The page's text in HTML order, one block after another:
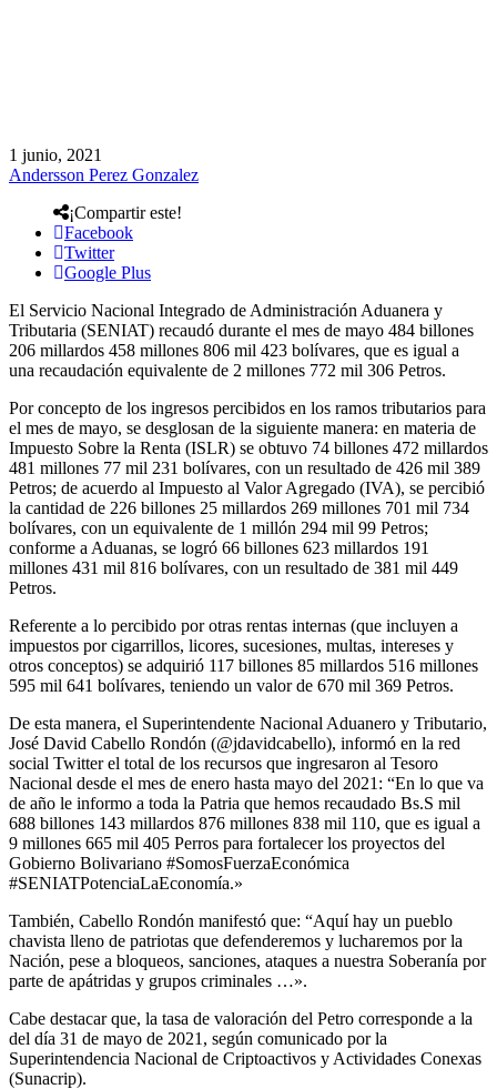
1 junio, 2021
Andersson Perez Gonzalez
¡Compartir este!
Facebook
Twitter
Google Plus
El Servicio Nacional Integrado de Administración Aduanera y
Tributaria (SENIAT) recaudó durante el mes de mayo 484 billones
206 millardos 458 millones 806 mil 423 bolívares, que es igual a
una recaudación equivalente de 2 millones 772 mil 306 Petros.
Por concepto de los ingresos percibidos en los ramos tributarios para
el mes de mayo, se desglosan de la siguiente manera: en materia de
Impuesto Sobre la Renta (ISLR) se obtuvo 74 billones 472 millardos
481 millones 77 mil 231 bolívares, con un resultado de 426 mil 389
Petros; de acuerdo al Impuesto al Valor Agregado (IVA), se percibió
la cantidad de 226 billones 25 millardos 269 millones 701 mil 734
bolívares, con un equivalente de 1 millón 294 mil 99 Petros;
conforme a Aduanas, se logró 66 billones 623 millardos 191
millones 431 mil 816 bolívares, con un resultado de 381 mil 449
Petros.
Referente a lo percibido por otras rentas internas (que incluyen a
impuestos por cigarrillos, licores, sucesiones, multas, intereses y
otros conceptos) se adquirió 117 billones 85 millardos 516 millones
595 mil 641 bolívares, teniendo un valor de 670 mil 369 Petros.
De esta manera, el Superintendente Nacional Aduanero y Tributario,
José David Cabello Rondón (@jdavidcabello), informó en la red
social Twitter el total de los recursos que ingresaron al Tesoro
Nacional desde el mes de enero hasta mayo del 2021: “En lo que va
de año le informo a toda la Patria que hemos recaudado Bs.S mil
688 billones 143 millardos 876 millones 838 mil 110, que es igual a
9 millones 665 mil 405 Perros para fortalecer los proyectos del
Gobierno Bolivariano #SomosFuerzaEconómica
#SENIATPotenciaLaEconomía.»
También, Cabello Rondón manifestó que: “Aquí hay un pueblo
chavista lleno de patriotas que defenderemos y lucharemos por la
Nación, pese a bloqueos, sanciones, ataques a nuestra Soberanía por
parte de apátridas y grupos criminales …».
Cabe destacar que, la tasa de valoración del Petro corresponde a la
del día 31 de mayo de 2021, según comunicado por la
Superintendencia Nacional de Criptoactivos y Actividades Conexas
(Sunacrip).